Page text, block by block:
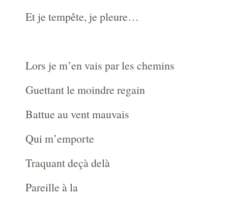
Et je tempête, je pleure…
Lors je m’en vais par les chemins
Guettant le moindre regain
Battue au vent mauvais
Qui m’emporte
Traquant deçà delà
Pareille à la